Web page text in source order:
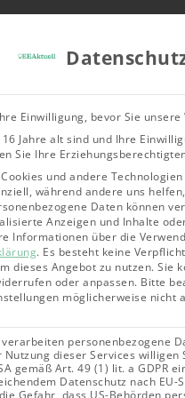
Einwilligung, bevor Sie
Jahre alt sind und Ihre
Sie Ihre
und andere
während andere uns
Daten können
Anzeigen und Inhalte
Informationen über die
. Es besteht keine
dieses Angebot zu nutzen. Sie
oder anpassen. Bitte
möglicherweise nicht
verarbeiten personenbezogene
Nutzung dieser Services
gemäß Art. 49 (1) lit. a GDPR
Datenschutz nach EU-
Gefahr, dass US-Behörden